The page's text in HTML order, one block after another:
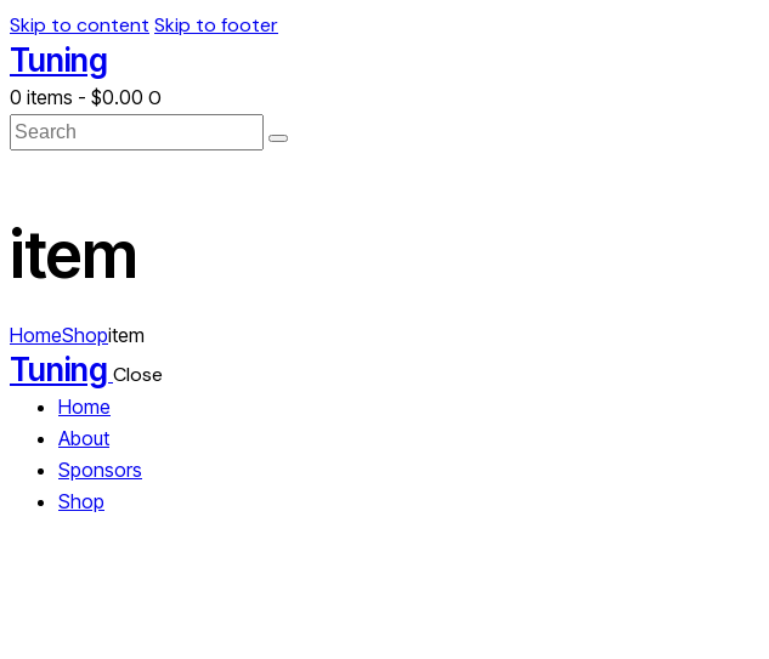
Skip to content Skip to footer
Tuning
0 items - $0.00 0
Search
item
HomeShopitem
Tuning Close
Home
About
Sponsors
Shop